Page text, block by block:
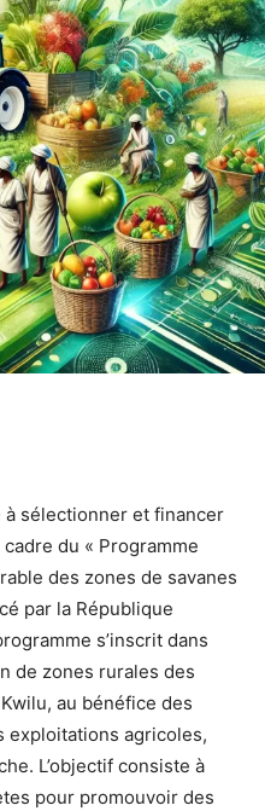
à sélectionner et financer
du « Programme
des zones de savanes
par la République
s’inscrit dans
de zones rurales des
au bénéfice des
exploitations agricoles,
L’objectif consiste à
pour promouvoir des